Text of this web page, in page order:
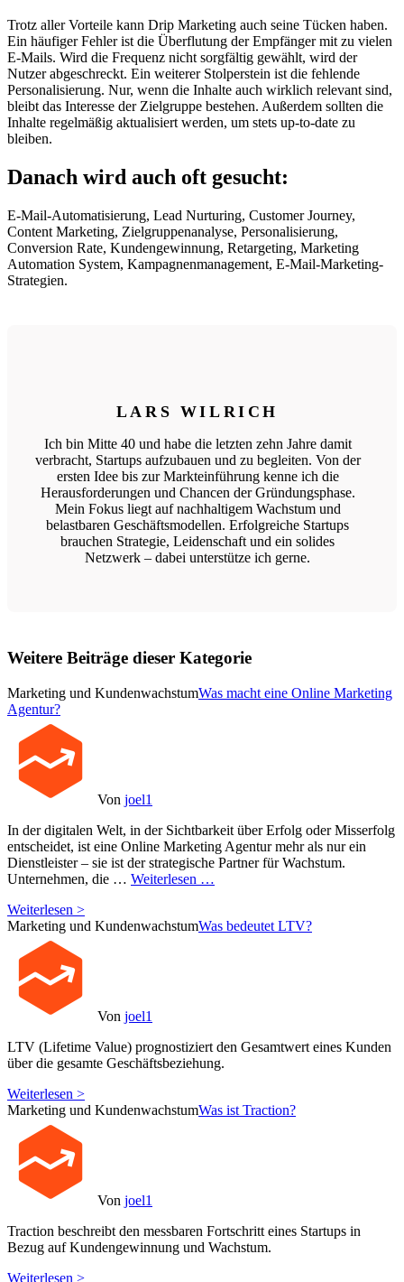
Trotz aller Vorteile kann Drip Marketing auch seine Tücken haben.
Ein häufiger Fehler ist die Überflutung der Empfänger mit zu vielen
E-Mails. Wird die Frequenz nicht sorgfältig gewählt, wird der
Nutzer abgeschreckt. Ein weiterer Stolperstein ist die fehlende
Personalisierung. Nur, wenn die Inhalte auch wirklich relevant sind,
bleibt das Interesse der Zielgruppe bestehen. Außerdem sollten die
Inhalte regelmäßig aktualisiert werden, um stets up-to-date zu
bleiben.
Danach wird auch oft gesucht:
E-Mail-Automatisierung, Lead Nurturing, Customer Journey,
Content Marketing, Zielgruppenanalyse, Personalisierung,
Conversion Rate, Kundengewinnung, Retargeting, Marketing
Automation System, Kampagnenmanagement, E-Mail-Marketing-
Strategien.
LARS WILRICH
Ich bin Mitte 40 und habe die letzten zehn Jahre damit
verbracht, Startups aufzubauen und zu begleiten. Von der
ersten Idee bis zur Markteinführung kenne ich die
Herausforderungen und Chancen der Gründungsphase.
Mein Fokus liegt auf nachhaltigem Wachstum und
belastbaren Geschäftsmodellen. Erfolgreiche Startups
brauchen Strategie, Leidenschaft und ein solides
Netzwerk – dabei unterstütze ich gerne.
Weitere Beiträge dieser Kategorie
Marketing und KundenwachstumWas macht eine Online Marketing
Agentur?
Von joel1
In der digitalen Welt, in der Sichtbarkeit über Erfolg oder Misserfolg
entscheidet, ist eine Online Marketing Agentur mehr als nur ein
Dienstleister – sie ist der strategische Partner für Wachstum.
Unternehmen, die … Weiterlesen …
Weiterlesen >
Marketing und KundenwachstumWas bedeutet LTV?
Von joel1
LTV (Lifetime Value) prognostiziert den Gesamtwert eines Kunden
über die gesamte Geschäftsbeziehung.
Weiterlesen >
Marketing und KundenwachstumWas ist Traction?
Von joel1
Traction beschreibt den messbaren Fortschritt eines Startups in
Bezug auf Kundengewinnung und Wachstum.
Weiterlesen >